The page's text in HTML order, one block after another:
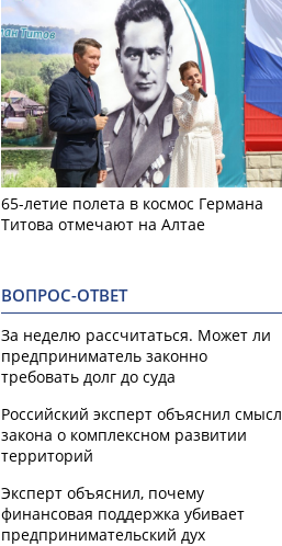
65-летие полета в космос Германа
Титова отмечают на Алтае
ВОПРОС-ОТВЕТ
За неделю рассчитаться. Может ли
предприниматель законно
требовать долг до суда
Российский эксперт объяснил смысл
закона о комплексном развитии
территорий
Эксперт объяснил, почему
финансовая поддержка убивает
предпринимательский дух